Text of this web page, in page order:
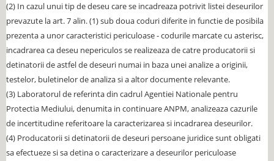
(2) In cazul unui tip de deseu care se incadreaza potrivit listei deseurilor
prevazute la art. 7 alin. (1) sub doua coduri diferite in functie de posibila
prezenta a unor caracteristici periculoase - codurile marcate cu asterisc,
incadrarea ca deseu nepericulos se realizeaza de catre producatorii si
detinatorii de astfel de deseuri numai in baza unei analize a originii,
testelor, buletinelor de analiza si a altor documente relevante.
(3) Laboratorul de referinta din cadrul Agentiei Nationale pentru
Protectia Mediului, denumita in continuare ANPM, analizeaza cazurile
de incertitudine referitoare la caracterizarea si incadrarea deseurilor.
(4) Producatorii si detinatorii de deseuri persoane juridice sunt obligati
sa efectueze si sa detina o caracterizare a deseurilor periculoase